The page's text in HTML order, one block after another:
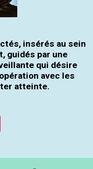
insérés au sein
guidés par une
qui désire
avec les
atteinte.